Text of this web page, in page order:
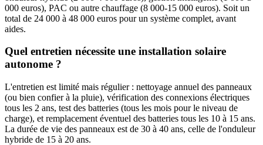
000 euros), PAC ou autre chauffage (8 000-15 000 euros). Soit un
total de 24 000 à 48 000 euros pour un système complet, avant
aides.
Quel entretien nécessite une installation solaire
autonome ?
L'entretien est limité mais régulier : nettoyage annuel des panneaux
(ou bien confier à la pluie), vérification des connexions électriques
tous les 2 ans, test des batteries (tous les mois pour le niveau de
charge), et remplacement éventuel des batteries tous les 10 à 15 ans.
La durée de vie des panneaux est de 30 à 40 ans, celle de l'onduleur
hybride de 15 à 20 ans.